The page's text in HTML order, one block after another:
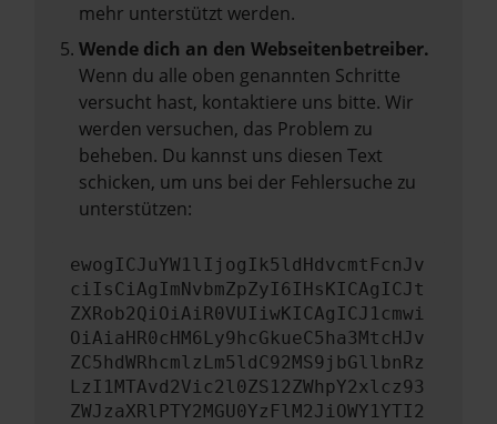
mehr unterstützt werden.
Wende dich an den Webseitenbetreiber.
Wenn du alle oben genannten Schritte
versucht hast, kontaktiere uns bitte. Wir
werden versuchen, das Problem zu
beheben. Du kannst uns diesen Text
schicken, um uns bei der Fehlersuche zu
unterstützen:
ewogICJuYW1lIjogIk5ldHdvcmtFcnJv
ciIsCiAgImNvbmZpZyI6IHsKICAgICJt
ZXRob2QiOiAiR0VUIiwKICAgICJ1cmwi
OiAiaHR0cHM6Ly9hcGkueC5ha3MtcHJv
ZC5hdWRhcmlzLm5ldC92MS9jbGllbnRz
LzI1MTAvd2Vic2l0ZS12ZWhpY2xlcz93
ZWJzaXRlPTY2MGU0YzFlM2JiOWY1YTI2